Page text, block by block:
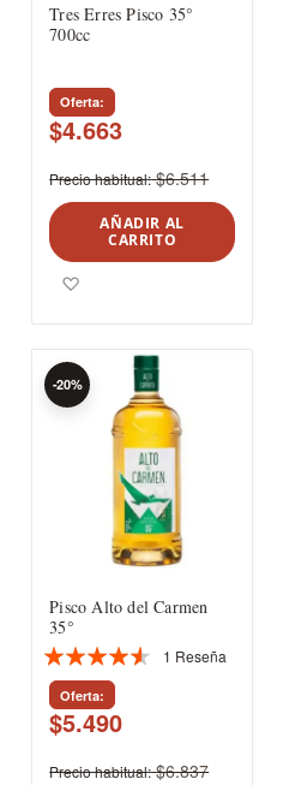
Tres Erres Pisco 35°
700cc
Oferta
$4.663
Precio habitual $6.511
AÑADIR AL
CARRITO
Pisco Alto del Carmen
35°
Valoración:
87%
1 Reseña
Oferta
$5.490
-20%
Precio habitual $6.837